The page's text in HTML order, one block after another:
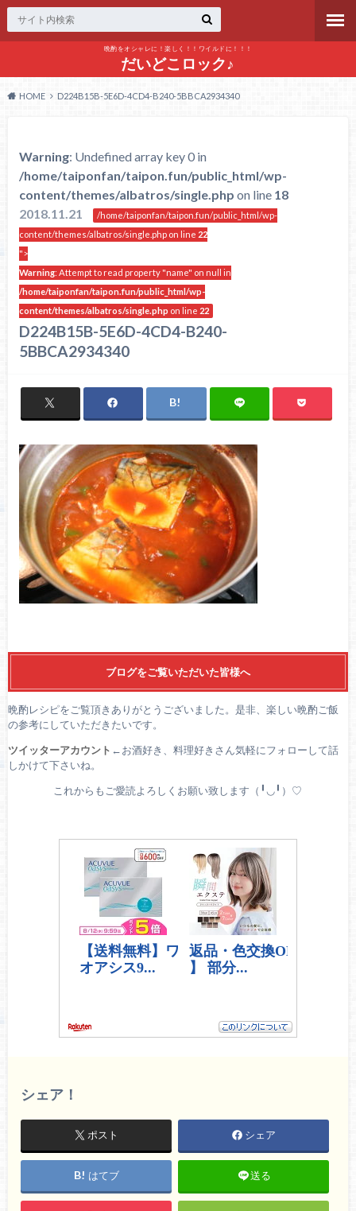
晩酌をオシャレに！楽しく！！ワイルドに！！！
だいどこロック♪
HOME D224B15B-5E6D-4CD4-B240-5BBCA2934340
Warning: Undefined array key 0 in
/home/taiponfan/taipon.fun/public_html/wp-
content/themes/albatros/single.php on line 18
2018.11.21
/home/taiponfan/taipon.fun/public_html/wp-
content/themes/albatros/single.php on line 22
">
Warning: Attempt to read property "name" on null in
/home/taiponfan/taipon.fun/public_html/wp-
content/themes/albatros/single.php on line 22
D224B15B-5E6D-4CD4-B240-
5BBCA2934340
ブログをご覧いただいた皆様へ
晩酌レシピをご覧頂きありがとうございました。是非、楽しい晩酌ご飯
の参考にしていただきたいです。
ツイッターアカウント ←お酒好き、料理好きさん気軽にフォローして話
しかけて下さいね。
これからもご愛読よろしくお願い致します（╹◡╹）♡
シェア！
ポスト シェア
はてブ 送る